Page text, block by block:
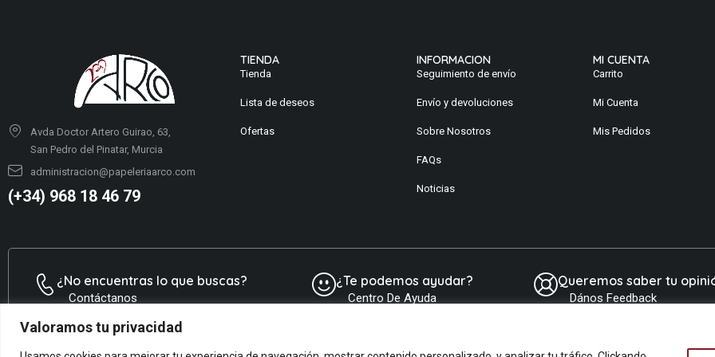
Valoramos tu privacidad
Avda Doctor Artero Guirao, 63,
San Pedro del Pinatar, Murcia
administracion@papeleriaarco.com
(+34) 968 18 46 79
TIENDA
Tienda
Lista de deseos
Ofertas
INFORMACION
Seguimiento de envío
Envío y devoluciones
Sobre Nosotros
FAQs
Noticias
MI CUENTA
Carrito
Mi Cuenta
Mis Pedidos
¿No encuentras lo que buscas?
Contáctanos
¿Te podemos ayudar?
Centro De Ayuda
Queremos saber tu
Dános Feedback